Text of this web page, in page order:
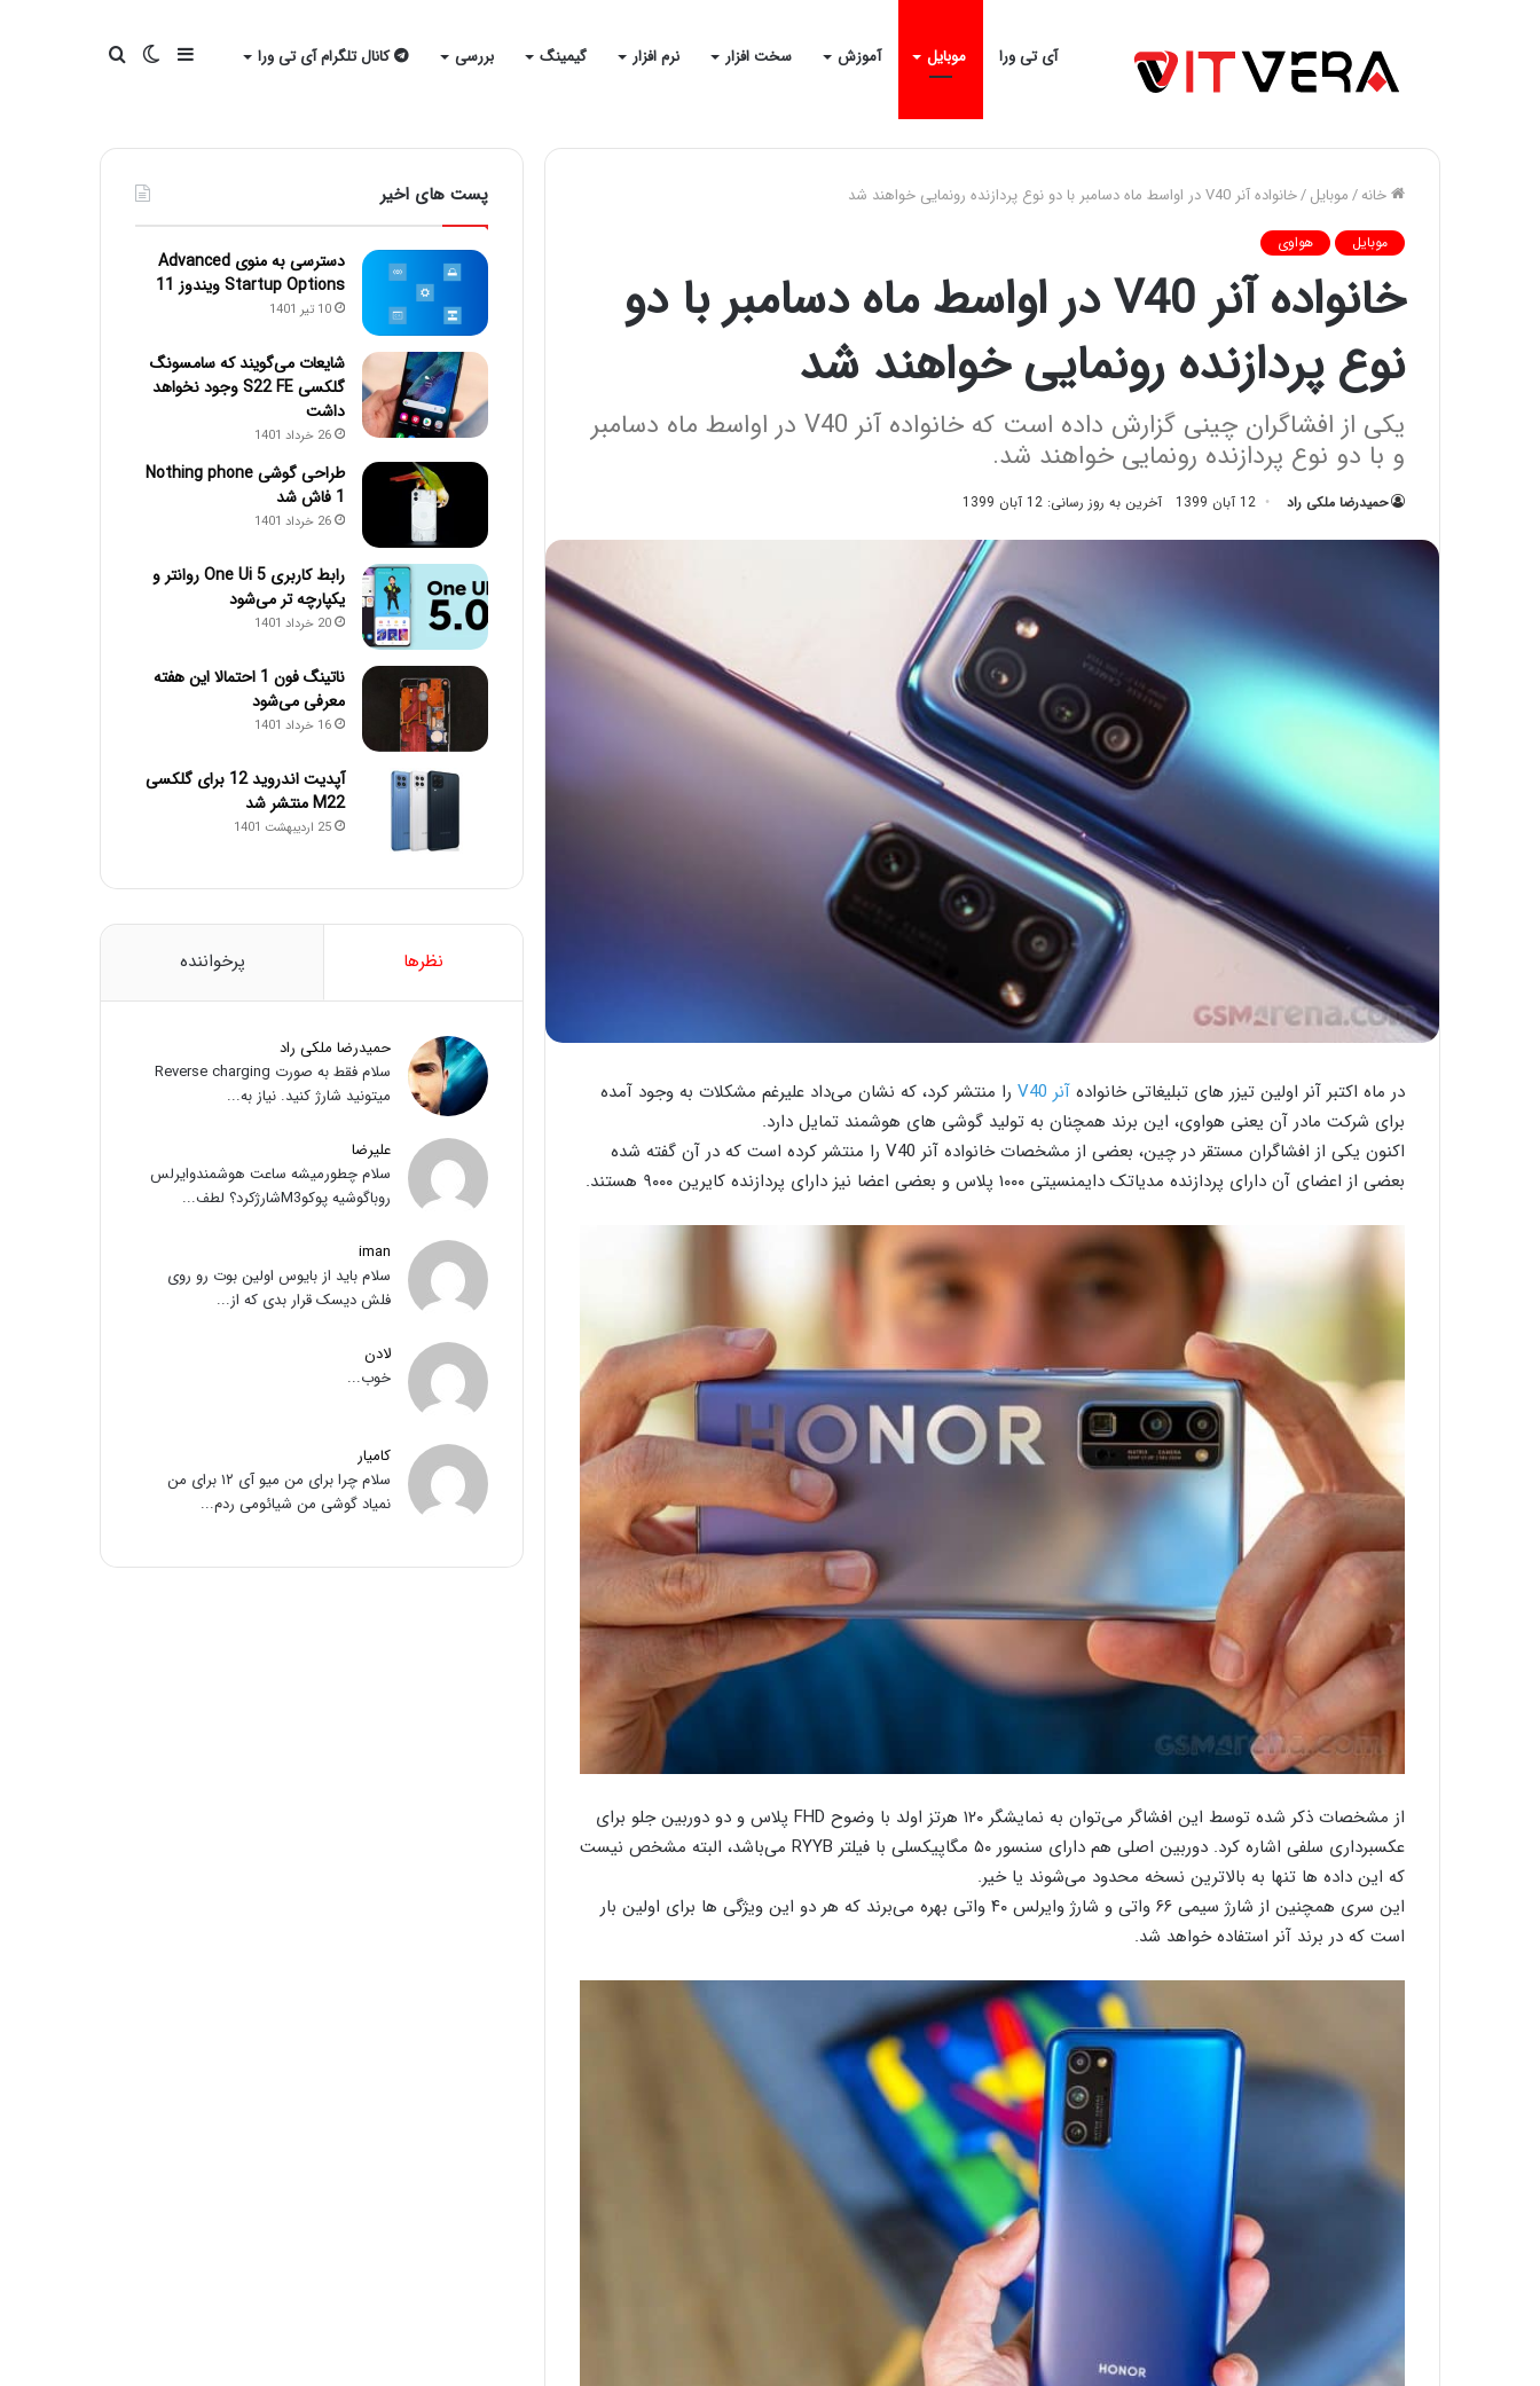
آی تی ورا موبایل آموزش سخت افزار نرم افزار گیمینگ بررسی کانال تلگرام آی تی ورا تغییرسایدبار
خانه/موبایل/خانواده آنر V40 در اواسط ماه دسامبر با دو نوع پردازنده رونمایی خواهند شد
موبایل هواوی
خانواده آنر V40 در اواسط ماه دسامبر با دو
نوع پردازنده رونمایی خواهند شد
یکی از افشاگران چینی گزارش داده است که خانواده آنر V40 در اواسط ماه دسامبر
و با دو نوع پردازنده رونمایی خواهند شد.
حمیدرضا ملکی راد 12 آبان 1399 آخرین به روز رسانی: 12 آبان 1399
در ماه اکتبر آنر اولین تیزر های تبلیغاتی خانواده آنر V40
را منتشر کرد، که نشان می‌داد علیرغم مشکلات به وجود آمده
برای شرکت مادر آن یعنی هواوی، این برند همچنان به تولید گوشی های هوشمند تمایل دارد.
اکنون یکی از افشاگران مستقر در چین، بعضی از مشخصات خانواده آنر V40 را منتشر کرده است که در آن گفته شده
بعضی از اعضای آن دارای پردازنده مدیاتک دایمنسیتی ۱۰۰۰ پلاس و بعضی اعضا نیز دارای پردازنده کایرین ۹۰۰۰ هستند.
از مشخصات ذکر شده توسط این افشاگر می‌توان به نمایشگر ۱۲۰ هرتز اولد با وضوح FHD پلاس و دو دوربین جلو برای
عکسبرداری سلفی اشاره کرد. دوربین اصلی هم دارای سنسور ۵۰ مگاپیکسلی با فیلتر RYYB می‌باشد، البته مشخص نیست
که این داده ها تنها به بالاترین نسخه محدود می‌شوند یا خیر.
این سری همچنین از شارژ سیمی ۶۶ واتی و شارژ وایرلس ۴۰ واتی بهره می‌برند که هر دو این ویژگی ها برای اولین بار
است که در برند آنر استفاده خواهد شد.
پست های اخیر
دسترسی به منوی Advanced
Startup Options ویندوز 11
10 تیر 1401
شایعات می‌گویند که سامسونگ
گلکسی S22 FE وجود نخواهد
داشت
26 خرداد 1401
طراحی گوشی Nothing phone
1 فاش شد
26 خرداد 1401
رابط کاربری One Ui 5 روانتر و
یکپارچه تر می‌شود
20 خرداد 1401
ناتینگ فون 1 احتمالا این هفته
معرفی می‌شود
16 خرداد 1401
آپدیت اندروید 12 برای گلکسی
M22 منتشر شد
25 اردیبهشت 1401
نظرها پرخواننده
حمیدرضا ملکی راد
سلام فقط به صورت Reverse charging
میتونید شارژ کنید. نیاز به...
علیرضا
سلام چطورمیشه ساعت هوشمندوایرلس
روباگوشیه پوکوM3شارژکرد؟ لطف...
iman
سلام باید از بایوس اولین بوت رو روی
فلش دیسک قرار بدی که از...
لادن
خوب...
کامیار
سلام چرا برای من میو آی ۱۲ برای من
نمیاد گوشی من شیائومی ردم...